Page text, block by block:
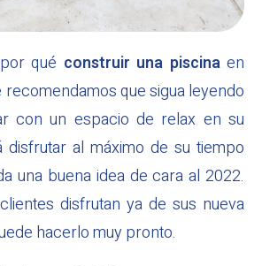
qué construir una piscinaen
recomendamos que sigua leyendo
con un espacio de relax en su
disfrutar al máximo de su tiempo
una buena idea de cara al 2022.
disfrutan ya de sus nueva
hacerlo muy pronto.